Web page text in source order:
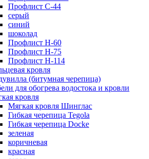
Профлист С-44
серый
синий
шоколад
Профлист Н-60
Профлист Н-75
Профлист H-114
кровля
(битумная черепица)
для обогрева водостока и кровли
кровля
Мягкая кровля Шинглас
Гибкая черепица Tegola
Гибкая черепица Docke
зеленая
коричневая
красная